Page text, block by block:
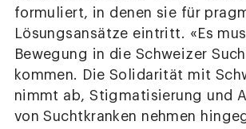
formuliert, in denen sie für
Lösungsansätze eintritt. «Es
Bewegung in die Schweizer
kommen. Die Solidarität mit
nimmt ab, Stigmatisierung und
von Suchtkranken nehmen